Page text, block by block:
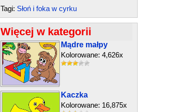
Tagi: Słoń i foka w cyrku
Więcej w kategorii
Mądre małpy
Kolorowane: 4,626x
Kaczka
Kolorowane: 16,875x